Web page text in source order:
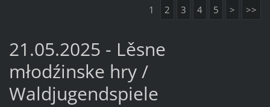
1 2 3 4 5 > >>
21.05.2025 - Lěsne
młodźinske hry /
Waldjugendspiele